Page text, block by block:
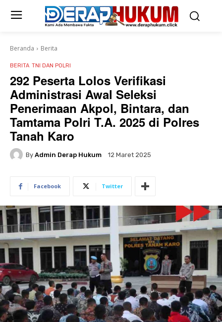
Beranda Berita
BERITA TNI DAN POLRI
292 Peserta Lolos Verifikasi
Administrasi Awal Seleksi
Penerimaan Akpol, Bintara, dan
Tamtama Polri T.A. 2025 di Polres
Tanah Karo
By Admin Derap Hukum 12 Maret 2025
Facebook Twitter